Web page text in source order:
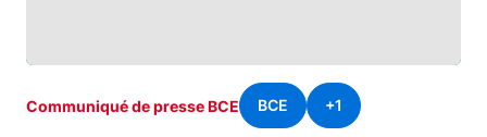
Communiqué de presse BCE BCE +1